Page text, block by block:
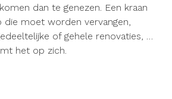
dan te genezen. Een kraan
die moet worden vervangen,
of gehele renovaties, …
het op zich.